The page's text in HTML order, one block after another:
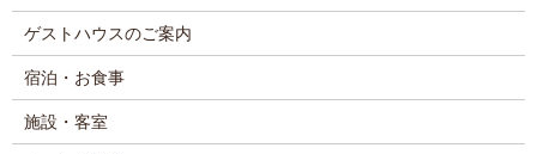
ゲストハウスのご案内
宿泊・お食事
施設・客室